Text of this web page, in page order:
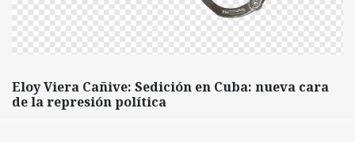
Eloy Viera Cañive: Sedición en Cuba: nueva cara
de la represión política